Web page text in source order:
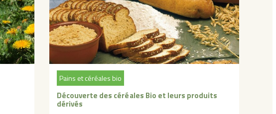
Pains et céréales bio
Découverte des céréales Bio et leurs produits
dérivés